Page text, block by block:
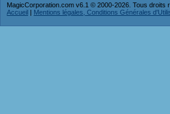
MagicCorporation.com v6.1 © 2000-2026. Tous droits
Accueil | Mentions légales, Conditions Générales